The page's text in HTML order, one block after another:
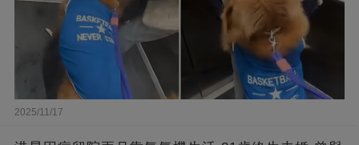
2025/11/17